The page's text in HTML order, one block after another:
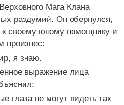
Мага Клана
раздумий. Он обернулся,
к своему юному помощнику и
произнес:
я знаю.
выражение лица
глаза не могут видеть так